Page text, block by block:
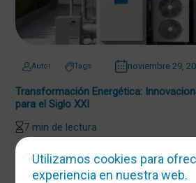
Autor Tags noviembre 29,
Transformación Energética:
para el Siglo XXI
7 min de lectura
Utilizamos cookies para
experiencia en nuestra web.